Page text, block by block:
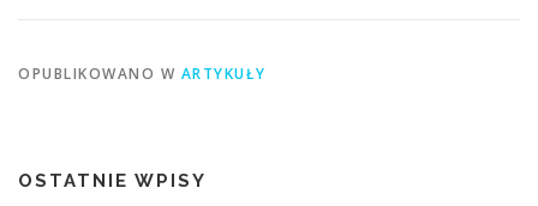
OPUBLIKOWANO W ARTYKUŁY
OSTATNIE WPISY